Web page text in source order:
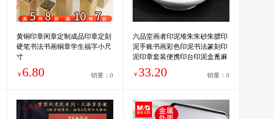
黄铜印章闲章定制成品印章定刻
硬笔书法书画铜章学生福字小尺
寸
￥ 6.80 销量：0
六品堂画者印泥堆朱朱砂朱膘印
泥手账书画彩色印泥书法篆刻印
泥印章套装便携印台印泥盒蓖麻
油文房四宝陶瓷盒
￥ 33.20 销量：0